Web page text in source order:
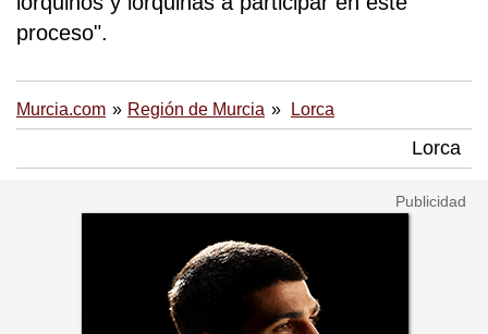
proceso".
Murcia.com Región de Murcia Lorca
Lorca